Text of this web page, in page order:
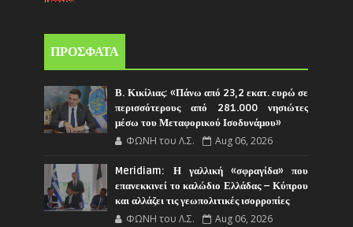
ΠΡΟΣΦΑΤΑ
Β. Κικίλιας: «Πάνω από 23,2 εκατ. ευρώ σε
περισσότερους από 281.000 νησιώτες
μέσω του Μεταφορικού Ισοδυνάμου»
ΦΩΝΗ του Λ.Σ. Aug 06, 2026
Meridiam: Η γαλλική «σφραγίδα» που
επανεκκινεί το καλώδιο Ελλάδας – Κύπρου
και αλλάζει τις γεωπολιτικές ισορροπίες
ΦΩΝΗ του Λ.Σ. Aug 06, 2026